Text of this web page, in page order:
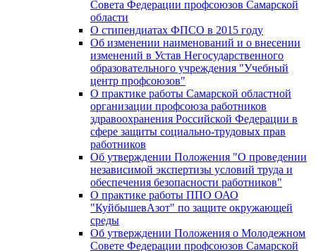
Совета Федерации профсоюзов Самарской
области
О стипендиатах ФПСО в 2015 году
Об изменении наименований и о внесении
изменений в Устав Негосударственного
образовательного учреждения "Учебный
центр профсоюзов"
О практике работы Самарской областной
организации профсоюза работников
здравоохранения Российской Федерации в
сфере защиты социально-трудовых прав
работников
Об утверждении Положения "О проведении
независимой экспертизы условий труда и
обеспечения безопасности работников"
О практике работы ППО ОАО
"КуйбышевАзот" по защите окружающей
среды
Об утверждении Положения о Молодежном
Совете Федерации профсоюзов Самарской